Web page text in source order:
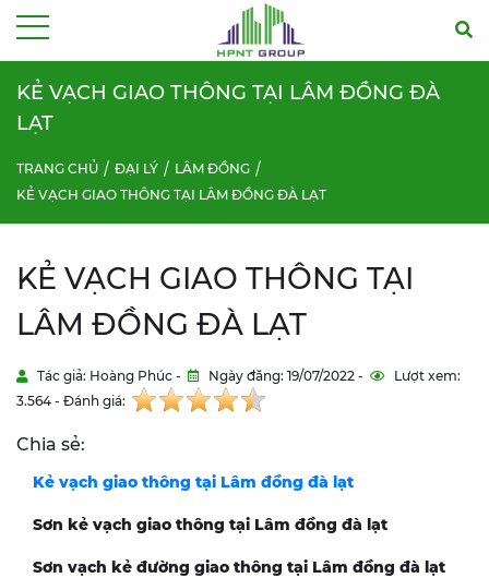
KẺ VẠCH GIAO THÔNG TẠI LÂM ĐỒNG ĐÀ
LẠT
TRANG CHỦ ĐẠI LÝ
LÂM ĐỒNG
KẺ VẠCH GIAO THÔNG TẠI LÂM ĐỒNG ĐÀ LẠT
KẺ VẠCH GIAO THÔNG TẠI
LÂM ĐỒNG ĐÀ LẠT
Tác giả: Hoàng Phúc - Ngày đăng: 19/07/2022 -
Lượt xem:
3.564 - Đánh giá:
Chia sẻ:
Kẻ vạch giao thông tại Lâm đồng đà lạt
Sơn kẻ vạch giao thông tại Lâm đồng đà lạt
Sơn vạch kẻ đường giao thông tại Lâm đồng đà lạt